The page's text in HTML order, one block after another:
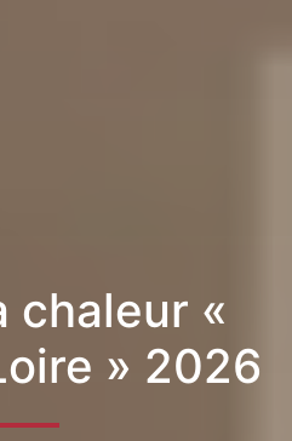
chaleur «
» 2026